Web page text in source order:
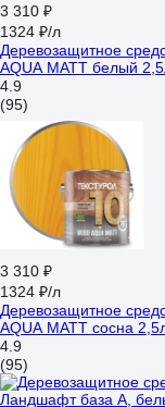
3 310 ₽
1324 ₽/л
Деревозащитное
AQUA MATT белый
4.9
(95)
3 310 ₽
1324 ₽/л
Деревозащитное
AQUA MATT сосна
4.9
(95)